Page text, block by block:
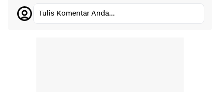
Tulis Komentar Anda...